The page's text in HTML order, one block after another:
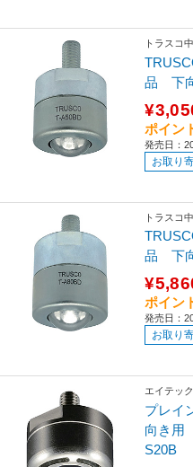
トラスコ
品 下
ポイン
発売日：
お取り
トラスコ
品 下
ポイン
発売日：
お取り
エイテック
プレイ
向き用
S20B